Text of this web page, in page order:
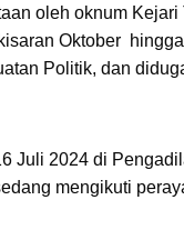
oleh oknum
Oktober
Politik, dan
Juli 2024 di
mengikuti